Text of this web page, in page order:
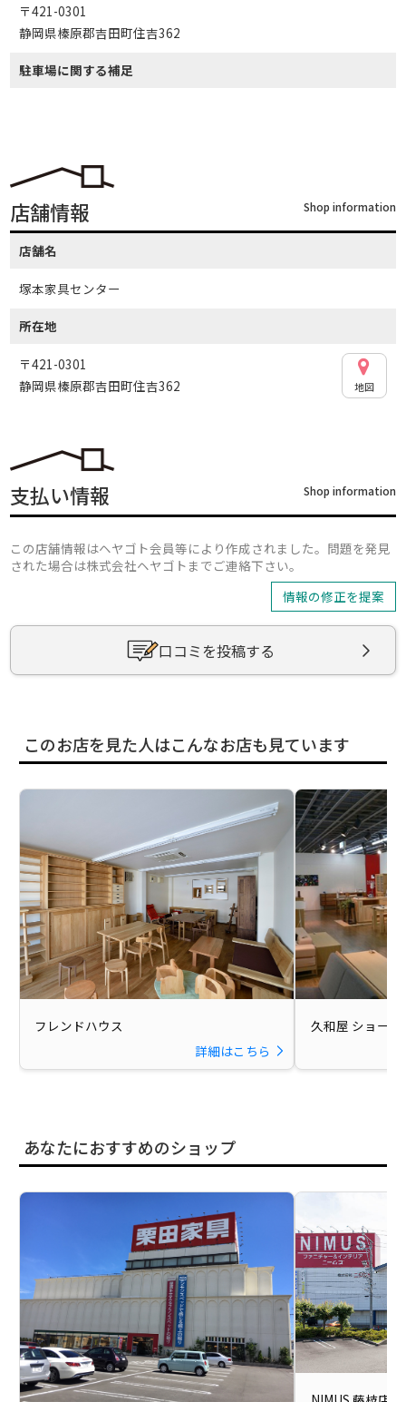
〒421-0301
静岡県榛原郡吉田町住吉362
駐車場に関する補足
店舗情報 Shop information
店舗名
塚本家具センター
所在地
〒421-0301
静岡県榛原郡吉田町住吉362
地図
支払い情報 Shop information
この店舗情報はヘヤゴト会員等により作成されました。問題を発見
された場合は株式会社ヘヤゴトまでご連絡下さい。
情報の修正を提案
口コミを投稿する
このお店を見た人はこんなお店も見ています
フレンドハウス
詳細はこちら
久和屋 ショール
あなたにおすすめのショップ